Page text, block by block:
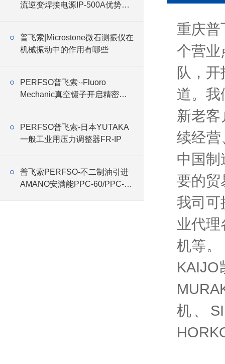
流逆变焊接电源IP-500A优势介
普飞索|Microstone微石测振仪在
机械振动中的作用有哪些
PERFSO普飞索·-Fluoro
Mechanic真空镊子开启精密操
PERFSO普飞索-日本YUTAKA
一般工业用压力调整器FR-IP
普飞索PERFSO-不二制油引进
AMANO安满能PPC-60/PPC-75
重庆普
个营业
队，
道。我
新老
续经
中国制
要的贸
我司可
业代理
机等。
KAIJO
机、